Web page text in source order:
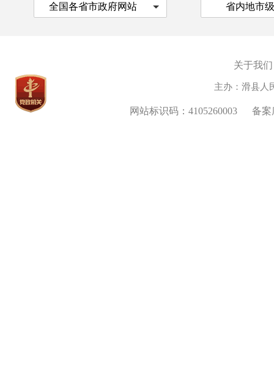
全国各省市政府网站 省内地市
关于我们
主办：滑县人
网站标识码：4105260003 备案